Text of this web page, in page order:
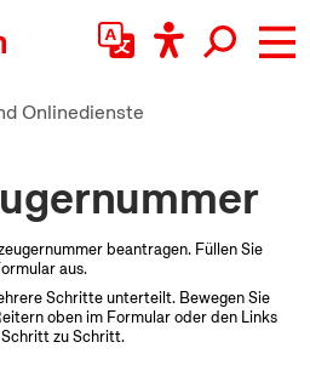
Onlinedienste
beantragen. Füllen Sie
aus.
Schritte unterteilt. Bewegen Sie
oben im Formular oder den Links
zu Schritt.